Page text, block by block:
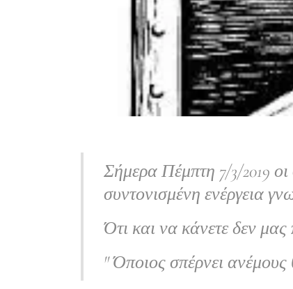
Σήμερα Πέμπτη 7/3/2019
συντονισμένη ενέργεια
Ότι και να κάνετε δεν μας
'' Όποιος σπέρνει ανέμους